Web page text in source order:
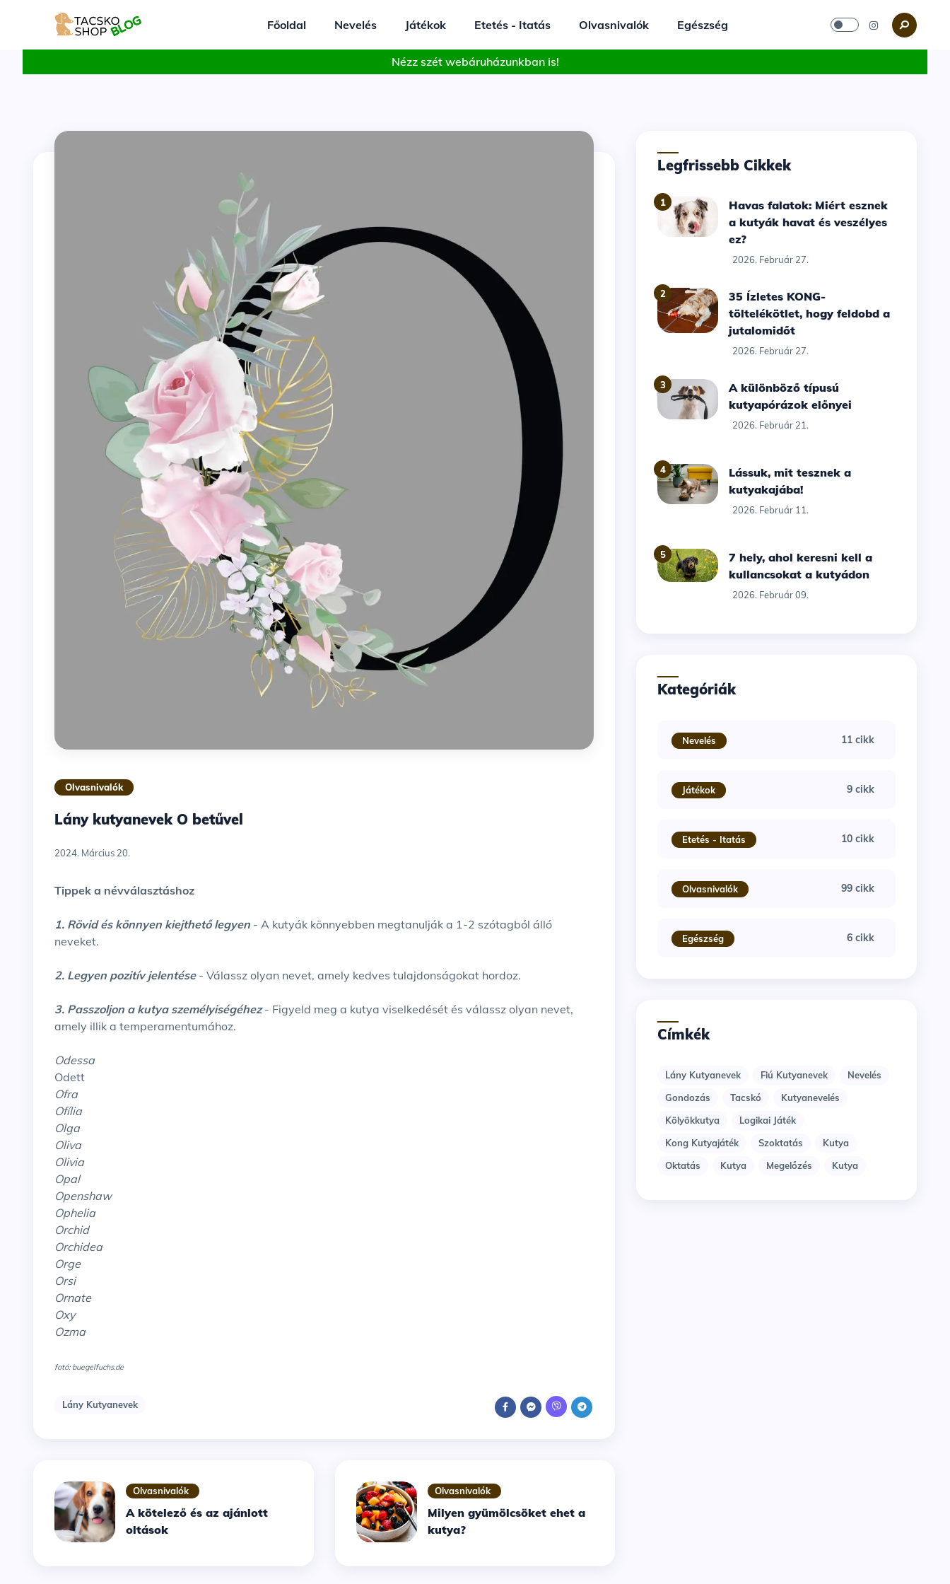
Főoldal Nevelés Játékok Etetés - Itatás Olvasnivalók Egészség
Nézz szét webáruházunkban is!
Olvasnivalók
Lány kutyanevek O betűvel
2024. Március 20.
Tippek a névválasztáshoz
1. Rövid és könnyen kiejthető legyen - A kutyák könnyebben megtanulják a 1-2 szótagból álló
neveket.
2. Legyen pozitív jelentése- Válassz olyan nevet, amely kedves tulajdonságokat hordoz.
3. Passzoljon a kutya személyiségéhez- Figyeld meg a kutya viselkedését és válassz olyan nevet,
amely illik a temperamentumához.
Odessa
Odett
Ofra
Ofília
Olga
Oliva
Olivia
Opal
Openshaw
Ophelia
Orchid
Orchidea
Orge
Orsi
Ornate
Oxy
Ozma
fotó: buegelfuchs.de
Lány Kutyanevek
Olvasnivalók
A kötelező és az ajánlott
oltások
Olvasnivalók
Milyen gyümölcsöket ehet a
kutya?
Legfrissebb Cikkek
1
Havas falatok: Miért esznek
a kutyák havat és veszélyes
ez?
2026. Február 27.
2
35 Ízletes KONG-
töltelékötlet, hogy feldobd a
jutalomidőt
2026. Február 27.
3
A különböző típusú
kutyapórázok előnyei
2026. Február 21.
4
Lássuk, mit tesznek a
kutyakajába!
2026. Február 11.
5
7 hely, ahol keresni kell a
kullancsokat a kutyádon
2026. Február 09.
Kategóriák
Nevelés 11 cikk
Játékok 9 cikk
Etetés - Itatás 10 cikk
Olvasnivalók 99 cikk
Egészség 6 cikk
Címkék
Lány Kutyanevek Fiú Kutyanevek
Nevelés
Gondozás
Tacskó
Kutyanevelés
Kölyökkutya
Logikai Játék
Kong Kutyajáték
Szoktatás
Kutya
Oktatás
Kutya Megelőzés Kutya